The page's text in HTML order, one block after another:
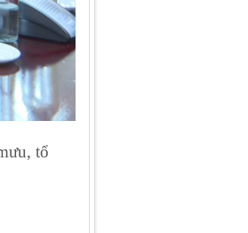
tổ